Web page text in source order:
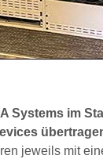
Systems im
jeweils mit